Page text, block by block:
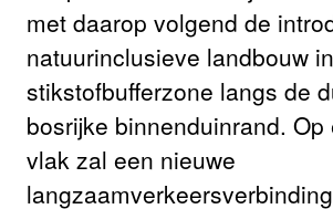
met daarop volgend de
natuurinclusieve landbouw
stikstofbufferzone langs de
bosrijke binnenduinrand.
vlak zal een nieuwe